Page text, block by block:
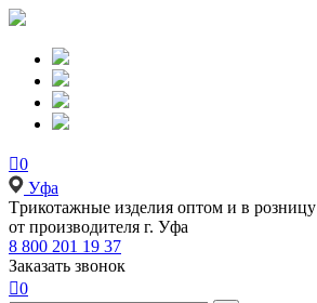
0
Уфа
Tрикотажные изделия оптом и в розницу
от производителя г. Уфа
8 800 201 19 37
Заказать звонок
0